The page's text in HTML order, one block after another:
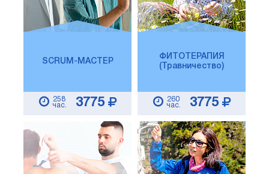
SCRUM-МАСТЕР
258
час.
3775
ФИТОТЕРАПИЯ
(Травничество)
260
час.
3775